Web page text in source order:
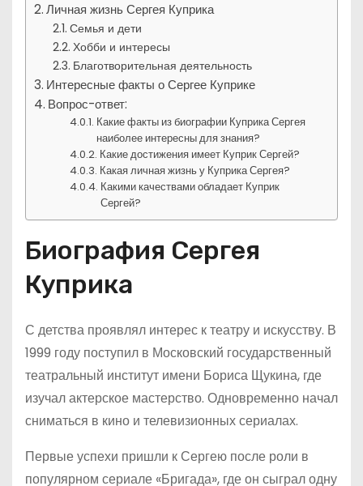
Личная жизнь Сергея Куприка
Семья и дети
Хобби и интересы
Благотворительная деятельность
Интересные факты о Сергее Куприке
Вопрос-ответ:
Какие факты из биографии Куприка Сергея
наиболее интересны для знания?
Какие достижения имеет Куприк Сергей?
Какая личная жизнь у Куприка Сергея?
Какими качествами обладает Куприк
Сергей?
Биография Сергея
Куприка
С детства проявлял интерес к театру и искусству. В
1999 году поступил в Московский государственный
театральный институт имени Бориса Щукина, где
изучал актерское мастерство. Одновременно начал
сниматься в кино и телевизионных сериалах.
Первые успехи пришли к Сергею после роли в
популярном сериале «Бригада», где он сыграл одну